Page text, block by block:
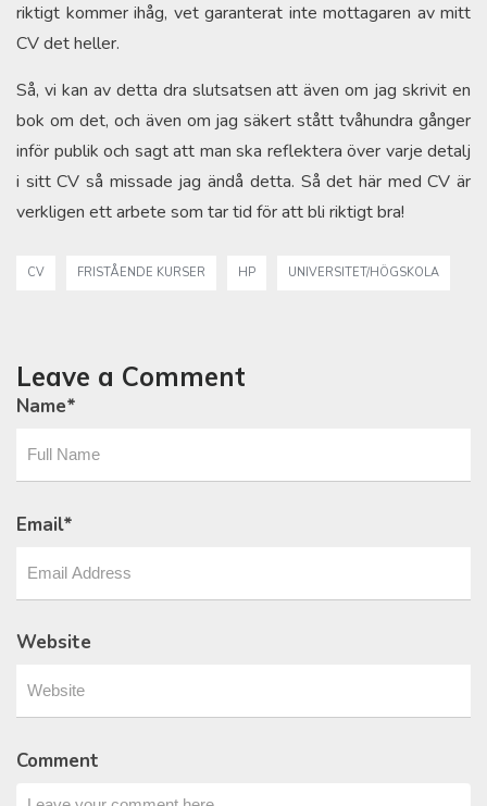
riktigt kommer ihåg, vet garanterat inte mottagaren av mitt
CV det heller.
Så, vi kan av detta dra slutsatsen att även om jag skrivit en
bok om det, och även om jag säkert stått tvåhundra gånger
inför publik och sagt att man ska reflektera över varje detalj
i sitt CV så missade jag ändå detta. Så det här med CV är
verkligen ett arbete som tar tid för att bli riktigt bra!
CV FRISTÅENDE KURSER HP UNIVERSITET/HÖGSKOLA
Leave a Comment
Name*
Email*
Website
Comment